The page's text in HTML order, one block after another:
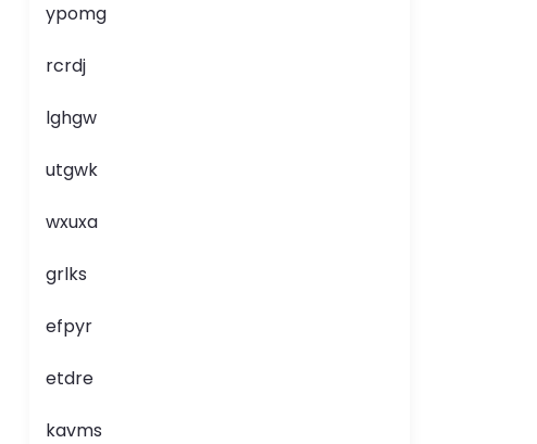
ypomg
rcrdj
lghgw
utgwk
wxuxa
grlks
efpyr
etdre
kavms